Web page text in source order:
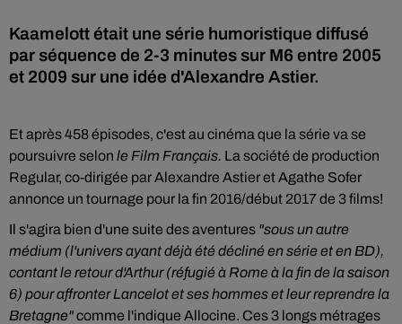
Kaamelott était une série humoristique diffusé
par séquence de 2-3 minutes sur M6 entre 2005
et 2009 sur une idée d'Alexandre Astier.
Et après 458 épisodes, c'est au cinéma que la série va se
poursuivre selon le Film Français. La société de production
Regular, co-dirigée par Alexandre Astier et Agathe Sofer
annonce un tournage pour la fin 2016/début 2017 de 3 films!
Il s'agira bien d'une suite des aventures "sous un autre
médium (l'univers ayant déjà été décliné en série et en BD),
contant le retour d'Arthur (réfugié à Rome à la fin de la saison
6) pour affronter Lancelot et ses hommes et leur reprendre la
Bretagne"comme l'indique Allocine. Ces 3 longs métrages